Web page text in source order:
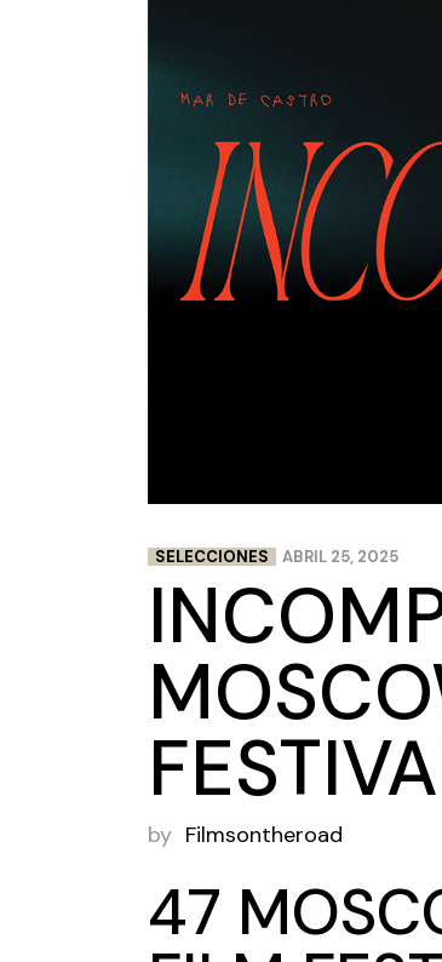
SELECCIONES ABRIL 25, 2025
by Filmsontheroad
47